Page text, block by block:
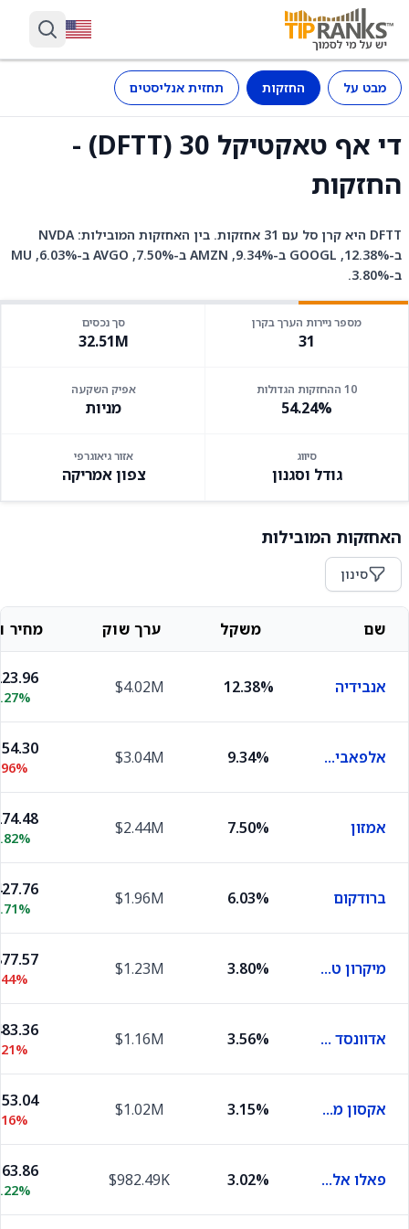
מבט על החזקות תחזית אנליסטים
די אף טאקטיקל 30 (DFTT) -
החזקות
DFTT היא קרן סל עם 31 אחזקות. בין האחזקות המובילות: NVDA
ב-12.38%, GOOGL ב-9.34%, AMZN ב-7.50%, AVGO ב-6.03%, MU
ב-3.80%.
מספר ניירות הערך בקרן
31
סך נכסים
32.51M
10 ההחזקות הגדולות
54.24%
אפיק השקעה
מניות
סיווג
גודל וסגנון
אזור גיאוגרפי
צפון אמריקה
האחזקות המובילות
סינון
שם משקל ערך שוק מחיר
אנבידיה 12.38%
$4.02M
אלפאבית A 9.34%
$3.04M
אמזון 7.50%
$2.44M
ברודקום 6.03%
$1.96M
מיקרון טכנולוג'י 3.80%
$1.23M
אדוונסד מיקרו דיווייסז 3.56%
$1.16M
אקסון מובייל 3.15%
$1.02M
פאלו אלטו נטוורקס 3.02%
$982.49K